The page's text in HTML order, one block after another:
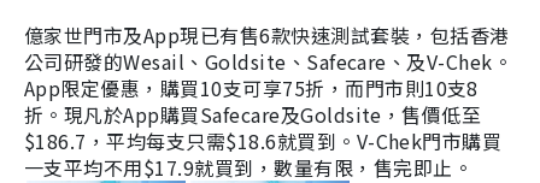
億家世門市及App現已有售6款快速測試套裝，包括香港
公司研發的Wesail、Goldsite、Safecare、及V-Chek。
App限定優惠，購買10支可享75折，而門市則10支8
折。現凡於App購買Safecare及Goldsite，售價低至
$186.7，平均每支只需$18.6就買到。V-Chek門市購買
一支平均不用$17.9就買到，數量有限，售完即止。